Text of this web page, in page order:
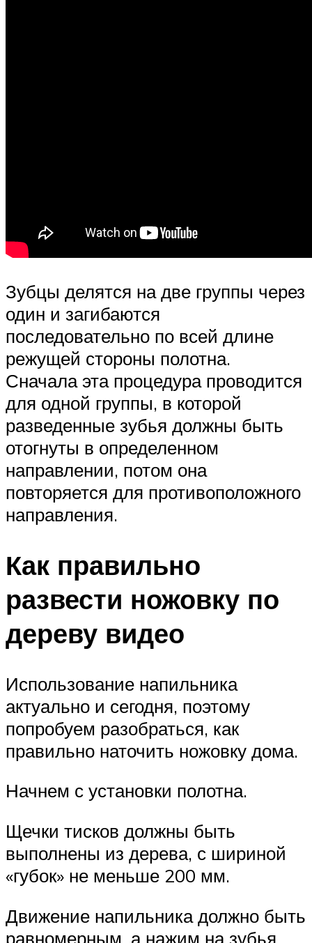
Зубцы делятся на две группы через
один и загибаются
последовательно по всей длине
режущей стороны полотна.
Сначала эта процедура проводится
для одной группы, в которой
разведенные зубья должны быть
отогнуты в определенном
направлении, потом она
повторяется для противоположного
направления.
Как правильно
развести ножовку по
дереву видео
Использование напильника
актуально и сегодня, поэтому
попробуем разобраться, как
правильно наточить ножовку дома.
Начнем с установки полотна.
Щечки тисков должны быть
выполнены из дерева, с шириной
«губок» не меньше 200 мм.
Движение напильника должно быть
равномерным, а нажим на зубья